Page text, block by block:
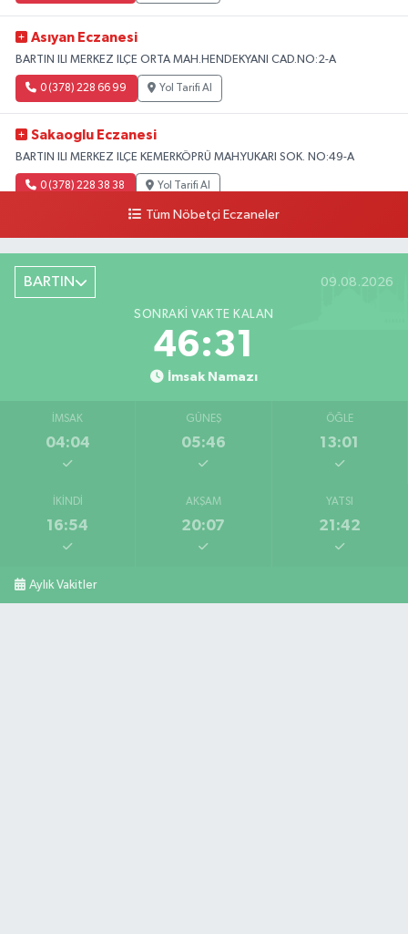
Asıyan Eczanesi
BARTIN ILI MERKEZ ILÇE ORTA MAH.HENDEKYANI CAD.NO:2-A
0 (378) 228 66 99 Yol Tarifi Al
Sakaoglu Eczanesi
BARTIN ILI MERKEZ ILÇE KEMERKÖPRÜ MAH.YUKARI SOK. NO:49-A
0 (378) 228 38 38 Yol Tarifi Al
Tüm Nöbetçi Eczaneler
BARTIN 09.08.2026
SONRAKI VAKTE KALAN
46:30
İmsak Namazı
İMSAK
04:04
GÜNEŞ
05:46
ÖĞLE
13:01
İKINDI
16:54
AKŞAM
20:07
YATSI
21:42
Aylık Vakitler